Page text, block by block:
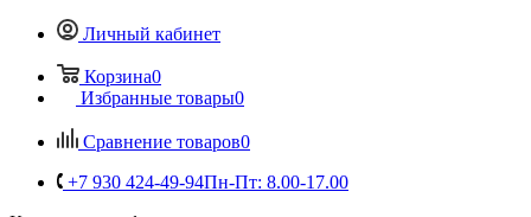
Личный кабинет
Корзина0
Избранные товары0
Сравнение товаров0
+7 930 424-49-94Пн-Пт: 8.00-17.00